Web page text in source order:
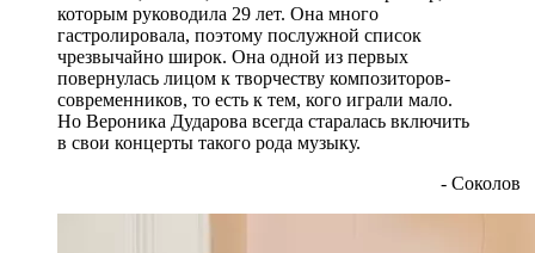
которым руководила 29 лет. Она много
гастролировала, поэтому послужной список
чрезвычайно широк. Она одной из первых
повернулась лицом к творчеству композиторов-
современников, то есть к тем, кого играли мало.
Но Вероника Дударова всегда старалась включить
в свои концерты такого рода музыку.
- Соколов